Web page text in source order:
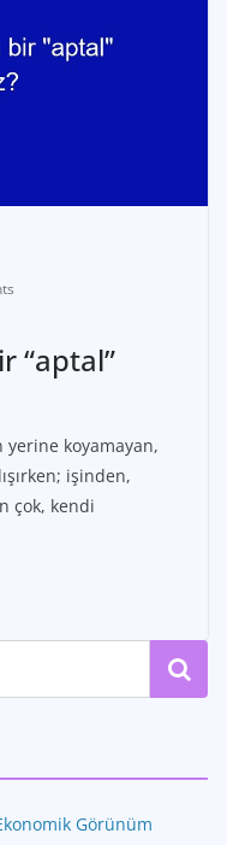
“aptal”
yerine koyamayan,
işinden,
çok, kendi
Ara
Görünüm